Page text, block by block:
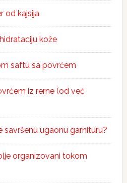
od kajsija
kože
saftu sa povrćem
iz rerne (od već
savršenu ugaonu garnituru?
organizovani tokom